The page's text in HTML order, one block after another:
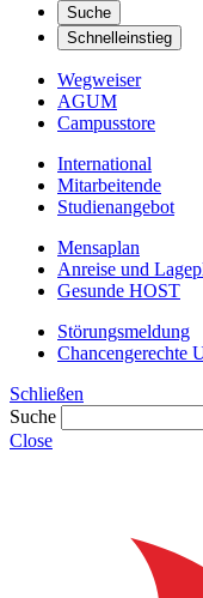
Suche
Schnelleinstieg
Wegweiser
AGUM
Campusstore
International
Mitarbeitende
Studienangebot
Mensaplan
Anreise und
Gesunde HOST
Störungsmeldung
Chancengerechte
Schließen
Suche
Close